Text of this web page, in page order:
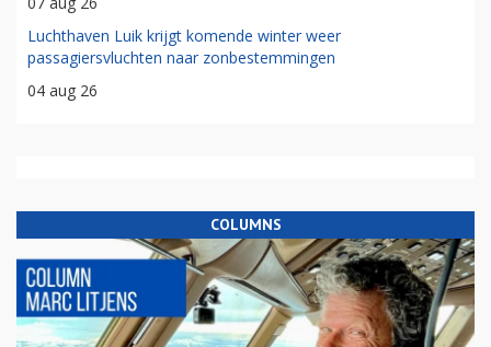
Luchthaven Luik krijgt komende winter weer
passagiersvluchten naar zonbestemmingen
04 aug 26
COLUMNS